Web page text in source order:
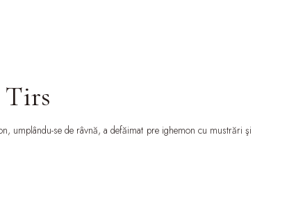
Tirs
umplându-se de râvnă, a defăimat pre ighemon cu mustrări şi